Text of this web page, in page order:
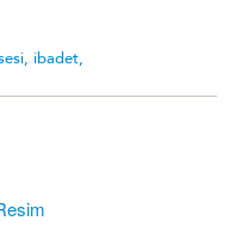
ibadet,